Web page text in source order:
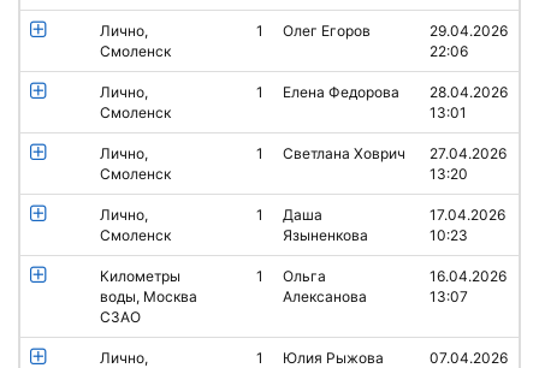
Лично,
Смоленск
1 Олег Егоров
29.04.2026
22:06
Лично,
Смоленск
1 Елена Федорова
28.04.2026
13:01
Лично,
Смоленск
1 Светлана Ховрич
27.04.2026
13:20
Лично,
Смоленск
1
Даша
Языненкова
17.04.2026
10:23
Километры
воды, Москва
СЗАО
1
Ольга
Алексанова
16.04.2026
13:07
Лично,
1 Юлия Рыжова
07.04.2026